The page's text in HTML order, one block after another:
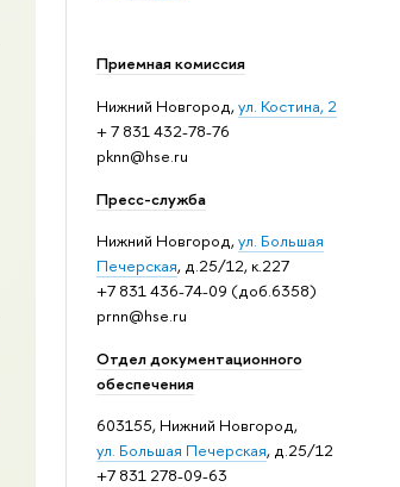
Приемная комиссия
Нижний Новгород,ул. Костина, 2
+ 7 831 432-78-76
pknn@hse.ru
Пресс-служба
Нижний Новгород,ул. Большая
Печерская, д.25/12, к.227
+7 831 436-74-09 (доб.6358)
prnn@hse.ru
Отдел документационного
обеспечения
603155, Нижний Новгород,
ул. Большая Печерская, д.25/12
+7 831 278-09-63